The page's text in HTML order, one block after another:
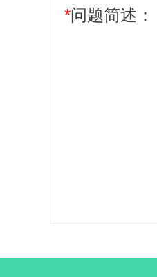
*问题简述：